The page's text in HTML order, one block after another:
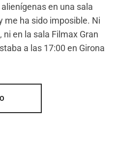
en una sala
me ha sido imposible. Ni
ni en la sala Filmax Gran
a las 17:00 en Girona